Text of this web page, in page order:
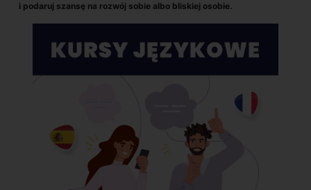
i podaruj szansę na rozwój sobie albo bliskiej osobie.